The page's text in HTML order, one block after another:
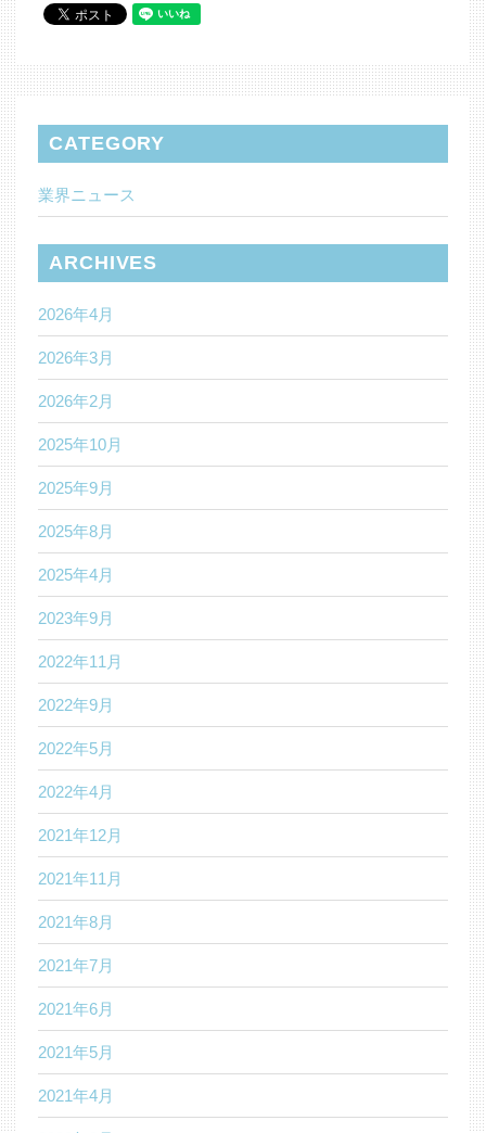
CATEGORY
業界ニュース
ARCHIVES
2026年4月
2026年3月
2026年2月
2025年10月
2025年9月
2025年8月
2025年4月
2023年9月
2022年11月
2022年9月
2022年5月
2022年4月
2021年12月
2021年11月
2021年8月
2021年7月
2021年6月
2021年5月
2021年4月